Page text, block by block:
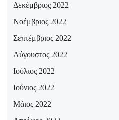
Δεκέμβριος 2022
Νοέμβριος 2022
Σεπτέμβριος 2022
Αύγουστος 2022
Ιούλιος 2022
Ιούνιος 2022
Μάιος 2022